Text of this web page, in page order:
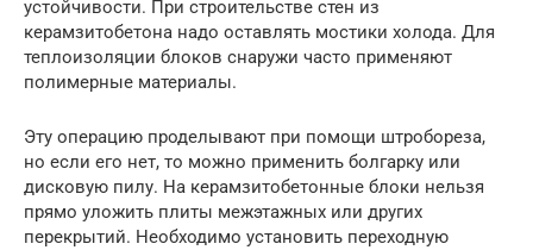
устойчивости. При строительстве стен из
керамзитобетона надо оставлять мостики холода. Для
теплоизоляции блоков снаружи часто применяют
полимерные материалы.
Эту операцию проделывают при помощи штробореза,
но если его нет, то можно применить болгарку или
дисковую пилу. На керамзитобетонные блоки нельзя
прямо уложить плиты межэтажных или других
перекрытий. Необходимо установить переходную